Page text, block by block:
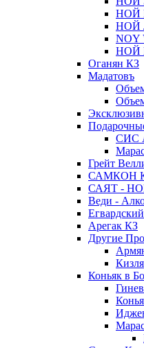
НОЙ
НОЙ
NOY
НОЙ
Оганян КЗ
Мадатовъ
СИС
Грейт
САМКОН
САЯТ -
Веди -
Арегак КЗ
Другие
Коньяк в